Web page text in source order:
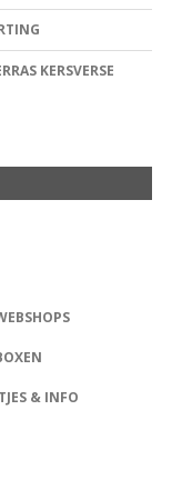
KERSVERSE
& INFO